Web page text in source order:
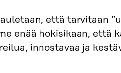
että tarvitaan
enää hokisikaan, että
innostavaa ja